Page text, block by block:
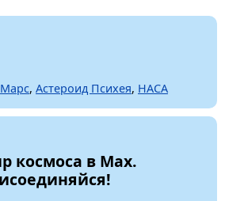
Марс, Астероид Психея, НАСА
космоса в Max.